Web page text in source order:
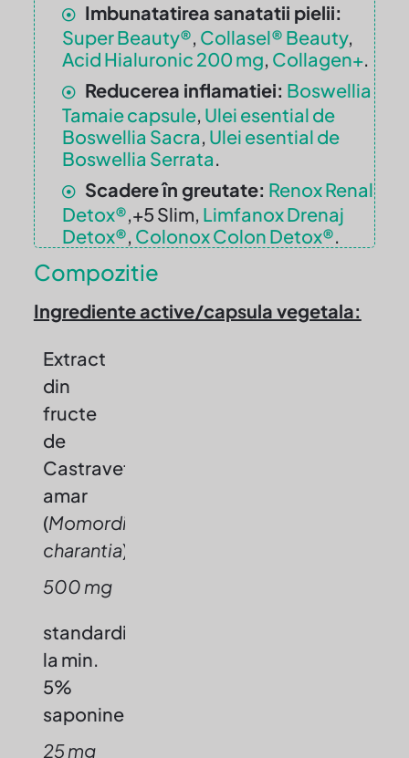
Imbunatatirea sanatatii pielii:
Super Beauty®, Collasel® Beauty,
Acid Hialuronic 200 mg, Collagen+.
Reducerea inflamatiei: Boswellia
Tamaie capsule, Ulei esential de
Boswellia Sacra, Ulei esential de
Boswellia Serrata.
Scadere în greutate: Renox Renal
Detox®,+5 Slim, Limfanox Drenaj
Detox®, Colonox Colon Detox®.
Compozitie
Ingrediente active/capsula vegetala:
Extract
din
fructe
de
Castravete-
amar
(Momordica
charantia)
500 mg
standardizat
la min.
5%
saponine
25 mg